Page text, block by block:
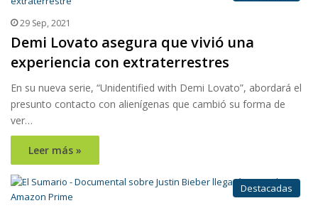
29 Sep, 2021
Demi Lovato asegura que vivió una
experiencia con extraterrestres
En su nueva serie, “Unidentified with Demi Lovato”, abordará el
presunto contacto con alienígenas que cambió su forma de
ver…
Leer más »
Destacadas